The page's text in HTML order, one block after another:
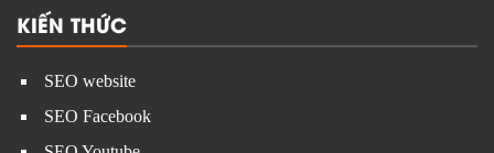
KIẾN THỨC
SEO website
SEO Facebook